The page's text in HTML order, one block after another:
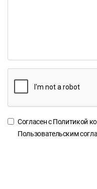
Согласен сПолитикой
Пользовательским